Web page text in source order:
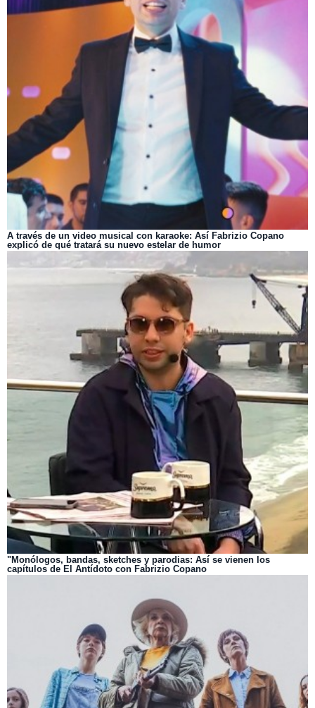
A través de un video musical con karaoke: Así Fabrizio Copano
explicó de qué tratará su nuevo estelar de humor
"Monólogos, bandas, sketches y parodias: Así se vienen los
capítulos de El Antídoto con Fabrizio Copano